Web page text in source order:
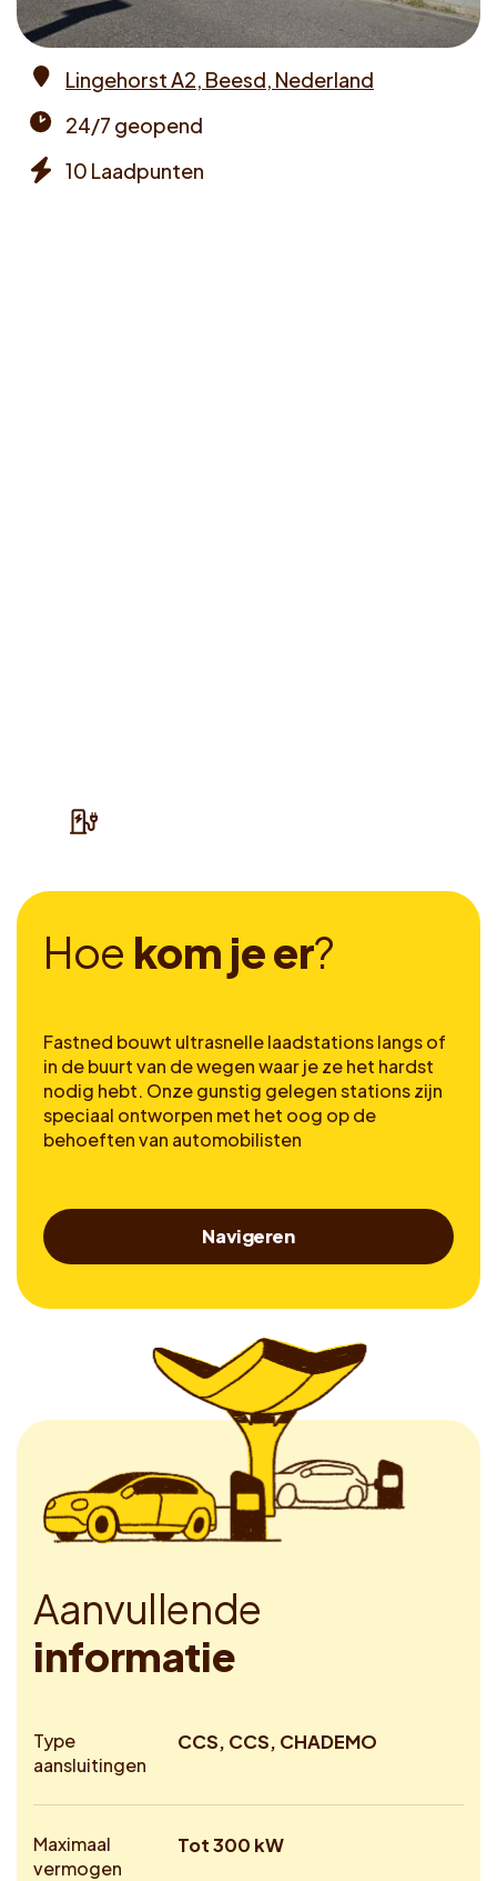
Voucher claimen
Dutch
Lingehorst A2, Beesd, Nederland
times
24/7 geopend
10 Laadpunten
Hoe kom jeer?
Fastned bouwt ultrasnelle laadstations langs of
in de buurt van de wegen waar je ze het hardst
nodig hebt. Onze gunstig gelegen stations zijn
speciaal ontworpen met het oog op de
behoeften van automobilisten
Navigeren
Aanvullende
informatie
Type
aansluitingen
CCS, CCS, CHADEMO
Maximaal
vermogen
Tot 300 kW